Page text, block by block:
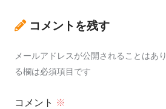
コメントを残す
メールアドレスが公開されることはあり
る欄は必須項目です
コメント ※